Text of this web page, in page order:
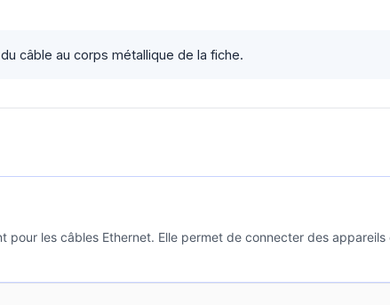
câble au corps métallique de la fiche.
les câbles Ethernet. Elle permet de connecter des